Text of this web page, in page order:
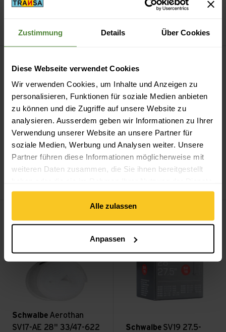
Zustimmung Details Über Cookies
Diese Webseite verwendet Cookies
Wir verwenden Cookies, um Inhalte und Anzeigen zu
personalisieren, Funktionen für soziale Medien anbieten
zu können und die Zugriffe auf unsere Website zu
analysieren. Ausserdem geben wir Informationen zu Ihrer
Verwendung unserer Website an unsere Partner für
soziale Medien, Werbung und Analysen weiter. Unsere
Partner führen diese Informationen möglicherweise mit
weiteren Daten zusammen, die Sie ihnen bereitgestellt
gesammelt haben.
Alle zulassen
Anpassen
Schwalbe
CHF 10.90
Muc-OffBig Bore Lite
CHF24.90
Muc-OffRoad & Gravel
Tubeless sealant
OKO Tubeless Tape 33
mm
Schwalbe Aerothan
SV17-AE 28" 33/47-622
Aerothan SV17-AE 28" 33/47-622 Prestaventil 40mm
Schwalbe SV19 27.5-
SV19 27.5-29'' 60mm Presta